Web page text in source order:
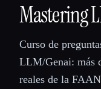
💻 Desarrolladores
🎓Estudiantes
Mastering
Curso de
LLM/Genai: más
reales de la